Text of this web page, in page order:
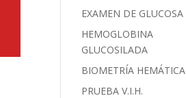
EXAMEN DE GLUCOSA
HEMOGLOBINA
GLUCOSILADA
BIOMETRÍA HEMÁTICA
PRUEBA V.I.H.